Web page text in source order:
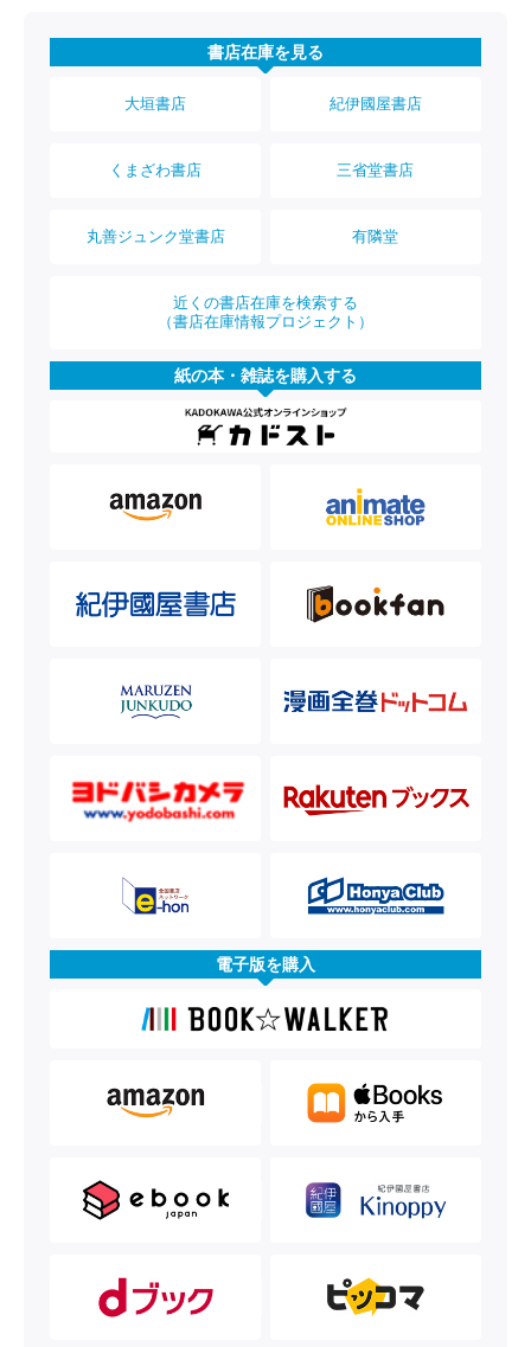
書店在庫を見る
大垣書店 紀伊國屋書店
くまざわ書店 三省堂書店
丸善ジュンク堂書店 有隣堂
近くの書店在庫を検索する
（書店在庫情報プロジェクト）
紙の本・雑誌を購入する
電子版を購入